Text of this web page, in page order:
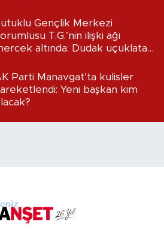
Gençlik Merkezi
T.G.’nin ilişki ağı
altında: Dudak uçuklatan
Parti Manavgat’ta kulisler
Yeni başkan kim